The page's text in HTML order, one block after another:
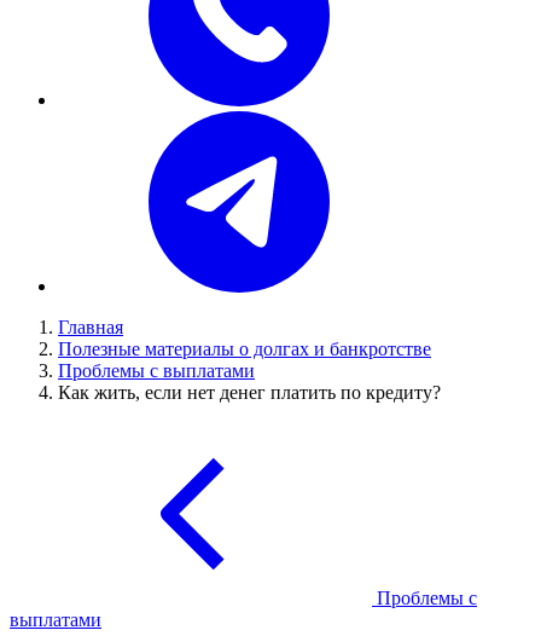
Главная
Полезные материалы о долгах и банкротстве
Проблемы с выплатами
Как жить, если нет денег платить по кредиту?
Проблемы с
выплатами